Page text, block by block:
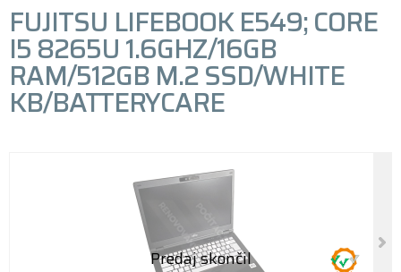
FUJITSU LIFEBOOK E549; CORE
I5 8265U 1.6GHZ/16GB
RAM/512GB M.2 SSD/WHITE
KB/BATTERYCARE